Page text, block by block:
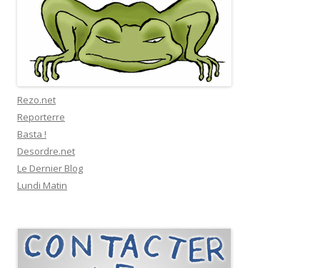
Rezo.net
Reporterre
Basta !
Desordre.net
Le Dernier Blog
Lundi Matin